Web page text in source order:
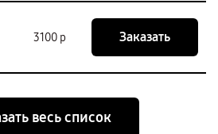
3100 р Заказать
весь список